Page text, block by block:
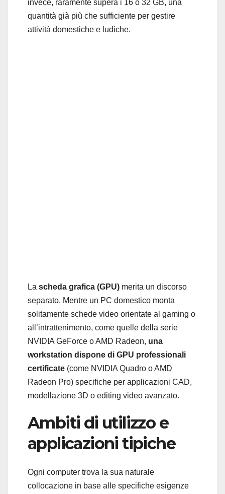
invece, raramente supera i 16 o 32 GB, una
quantità già più che sufficiente per gestire
attività domestiche e ludiche.
La scheda grafica (GPU) merita un discorso
separato. Mentre un PC domestico monta
solitamente schede video orientate al gaming o
all’intrattenimento, come quelle della serie
NVIDIA GeForce o AMD Radeon, una
workstation dispone di GPU professionali
certificate (come NVIDIA Quadro o AMD
Radeon Pro) specifiche per applicazioni CAD,
modellazione 3D o editing video avanzato.
Ambiti di utilizzo e
applicazioni tipiche
Ogni computer trova la sua naturale
collocazione in base alle specifiche esigenze